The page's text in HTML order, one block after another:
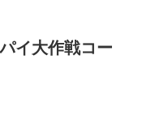
イ大作戦コー